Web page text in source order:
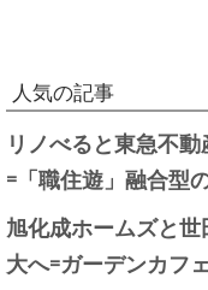
人気の記事
リノべると東急不
=「職住遊」融合型
旭化成ホームズと
大へ=ガーデンカフ